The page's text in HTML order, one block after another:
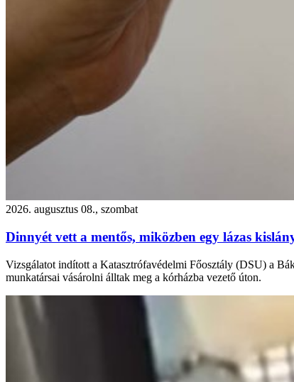
2026. augusztus 08., szombat
Dinnyét vett a mentős, miközben egy lázas
Vizsgálatot indított a Katasztrófavédelmi Főosztály (DSU) a
munkatársai vásárolni álltak meg a kórházba vezető úton.